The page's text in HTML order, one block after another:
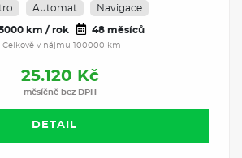
Automat Navigace
km / rok 48 měsíců
Celkově v nájmu 100000 km
25.120 Kč
měsíčně bez DPH
DETAIL